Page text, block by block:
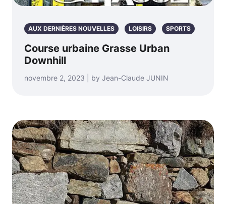
AUX DERNIÈRES NOUVELLES LOISIRS SPORTS
Course urbaine Grasse Urban
Downhill
novembre 2, 2023 | by Jean-Claude JUNIN